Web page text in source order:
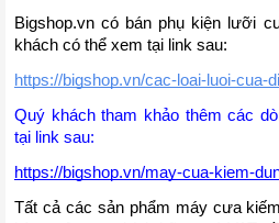
Bigshop.vn có bán phụ kiện lưỡi
khách có thể xem tại link sau:
https://bigshop.vn/cac-loai-luoi-cua-
Quý khách tham khảo thêm các
tại link sau:
https://bigshop.vn/may-cua-kiem-
Tất cả các sản phẩm máy cưa